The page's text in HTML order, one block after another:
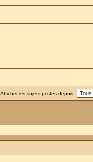
Afficher les sujets postés depuis: